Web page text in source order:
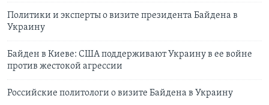
Политики и эксперты о визите президента Байдена в
Украину
Байден в Киеве: США поддерживают Украину в ее войне
против жестокой агрессии
Российские политологи о визите Байдена в Украину